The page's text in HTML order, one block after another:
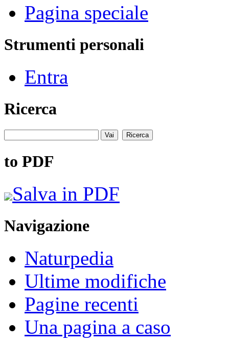
Pagina speciale
Strumenti personali
Entra
Ricerca
to PDF
Salva in PDF
Navigazione
Naturpedia
Ultime modifiche
Pagine recenti
Una pagina a caso